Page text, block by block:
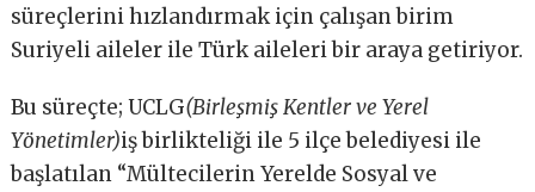
süreçlerini hızlandırmak için çalışan birim
Suriyeli aileler ile Türk aileleri bir araya getiriyor.
Bu süreçte; UCLG(Birleşmiş Kentler ve Yerel
Yönetimler)iş birlikteliği ile 5 ilçe belediyesi ile
başlatılan “Mültecilerin Yerelde Sosyal ve